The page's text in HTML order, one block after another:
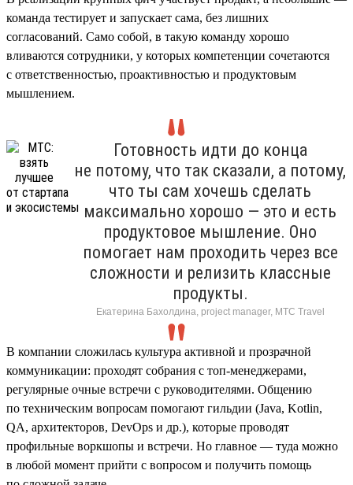
команда тестирует и запускает сама, без лишних
согласований. Само собой, в такую команду хорошо
вливаются сотрудники, у которых компетенции сочетаются
с ответственностью, проактивностью и продуктовым
мышлением.
Готовность идти до конца
не потому, что так сказали, а потому,
что ты сам хочешь сделать
максимально хорошо — это и есть
продуктовое мышление. Оно
помогает нам проходить через все
сложности и релизить классные
продукты.
Екатерина Бахолдина, project manager, МТС Travel
В компании сложилась культура активной и прозрачной
коммуникации: проходят собрания с топ-менеджерами,
регулярные очные встречи с руководителями. Общению
по техническим вопросам помогают гильдии (Java, Kotlin,
QA, архитекторов, DevOps и др.), которые проводят
профильные воркшопы и встречи. Но главное — туда можно
в любой момент прийти с вопросом и получить помощь